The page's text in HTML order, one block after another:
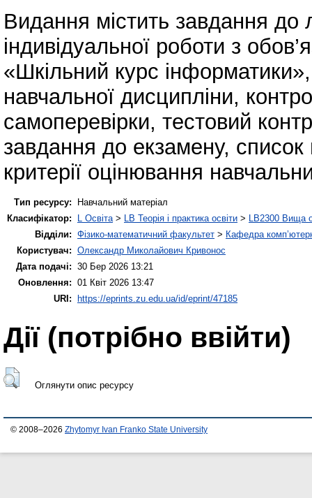
Видання містить завдання до
індивідуальної роботи з
«Шкільний курс
навчальної дисципліни,
самоперевірки, тестовий
завдання до екзамену,
критерії оцінювання
Тип ресурсу:
Навчальний матеріал
Класифікатор:
L Освіта> LB Теорія і практика освіти > LB2300 Вища
Відділи: Фізико-математичний факультет > Кафедра
Користувач: Олександр Миколайович Кривонос
Дата подачі: 30 Бер 2026 13:21
Оновлення: 01 Квіт 2026 13:47
URI:
https://eprints.zu.edu.ua/id/eprint/47185
Дії ​​(потрібно ввійти)
Оглянути опис ресурсу
© 2008–2026 Zhytomyr Ivan Franko State University